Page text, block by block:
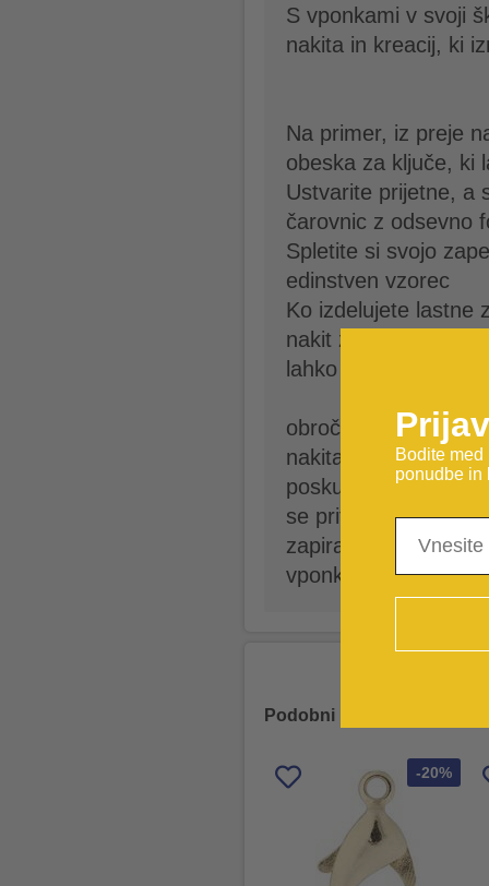
Bodite
ponudbe in
S vponkami v svoji
nakita in kreacij, ki
Na primer, iz preje
obeska za ključe, ki
Ustvarite prijetne, a
čarovnic z odsevno
Spletite si svojo
edinstven vzorec
Ko izdelujete lastne
nakit zaključiti, da
lahko preprosto
obročkom. Seveda
nakita – da se bo
poskusiti kaj
se pritrdi na enak
zapiranja nakita.
vponkami, ki so na
Podobni izdelki iz iste
-20%